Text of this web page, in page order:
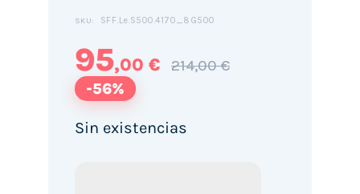
SKU: SFF.Le.S500.4170_8G500
95,00 € 214,00 €
-56%
Sin existencias